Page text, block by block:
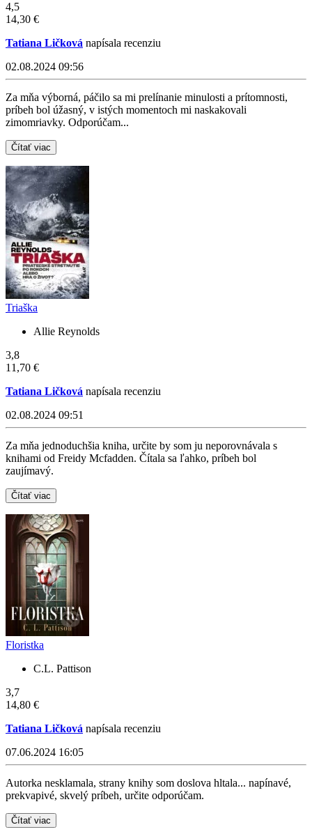
4,5
14,30 €
Tatiana Ličková napísala recenziu
02.08.2024 09:56
Za mňa výborná, páčilo sa mi prelínanie minulosti a prítomnosti,
príbeh bol úžasný, v istých momentoch mi naskakovali
zimomriavky. Odporúčam...
Čítať viac
Triaška
Allie Reynolds
3,8
11,70 €
Tatiana Ličková napísala recenziu
02.08.2024 09:51
Za mňa jednoduchšia kniha, určite by som ju neporovnávala s
knihami od Freidy Mcfadden. Čítala sa ľahko, príbeh bol
zaujímavý.
Čítať viac
Floristka
C.L. Pattison
3,7
14,80 €
Tatiana Ličková napísala recenziu
07.06.2024 16:05
Autorka nesklamala, strany knihy som doslova hltala... napínavé,
prekvapivé, skvelý príbeh, určite odporúčam.
Čítať viac